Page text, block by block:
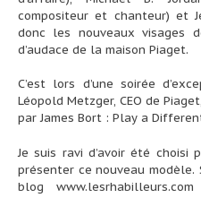
compositeur et chanteur) et
donc les nouveaux visages
d’audace de la maison Piaget.
C’est lors d’une soirée
Léopold Metzger, CEO de
par James Bort : Play a
Je suis ravi d’avoir été choisi
présenter ce nouveau
blog www.lesrhabilleurs.com